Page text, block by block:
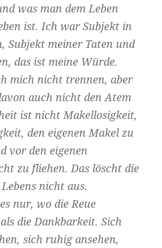
was man dem Leben
ist. Ich war Subjekt in
Subjekt meiner Taten und
das ist meine Würde.
mich nicht trennen, aber
auch nicht den Atem
ist nicht Makellosigkeit,
den eigenen Makel zu
vor den eigenen
zu fliehen. Das löscht die
nicht aus.
nur, wo die Reue
die Dankbarkeit. Sich
sich ruhig ansehen,